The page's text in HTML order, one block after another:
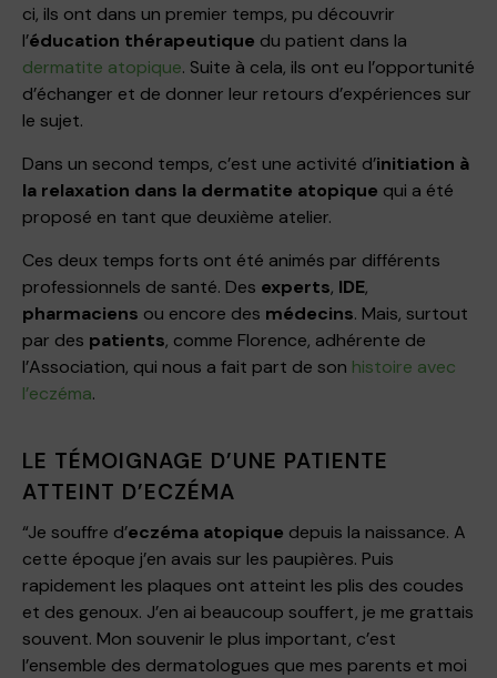
ci, ils ont dans un premier temps, pu découvrir
l’éducation thérapeutique du patient dans la
dermatite atopique. Suite à cela, ils ont eu l’opportunité
d’échanger et de donner leur retours d’expériences sur
le sujet.
Dans un second temps, c’est une activité d’initiation à
la relaxation dans la dermatite atopique qui a été
proposé en tant que deuxième atelier.
Ces deux temps forts ont été animés par différents
professionnels de santé. Des experts, IDE,
pharmaciens ou encore des médecins. Mais, surtout
par des patients, comme Florence, adhérente de
l’Association, qui nous a fait part de son histoire avec
l’eczéma.
LE TÉMOIGNAGE D’UNE PATIENTE
ATTEINT D’ECZÉMA
“Je souffre d’eczéma atopique depuis la naissance. A
cette époque j’en avais sur les paupières. Puis
rapidement les plaques ont atteint les plis des coudes
et des genoux. J’en ai beaucoup souffert, je me grattais
souvent. Mon souvenir le plus important, c’est
l’ensemble des dermatologues que mes parents et moi